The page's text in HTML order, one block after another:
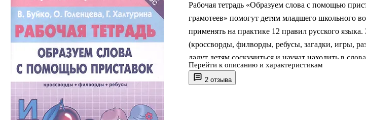
2 отзыва
Рабочая тетрадь «Образуем слова с помощью
грамотеев» помогут детям младшего школьного
применять на практике 12 правил русского
(кроссворды, филворды, ребусы, загадки, игры,
дадут детям соскучиться и научат находить в
с ними новые слова и правильно их писать.
как для самостоятельной, так и совместной со
Перейти к описанию и характеристикам